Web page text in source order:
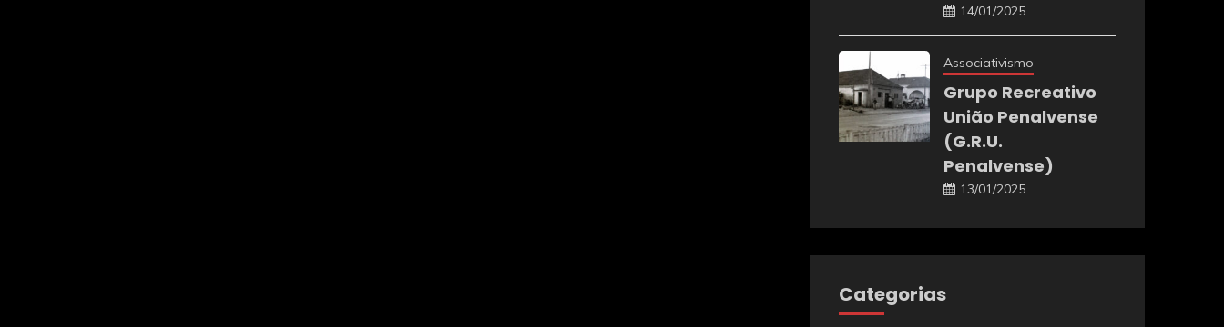
14/01/2025
Associativismo
Grupo Recreativo
União Penalvense
(G.R.U.
Penalvense)
13/01/2025
Categorias